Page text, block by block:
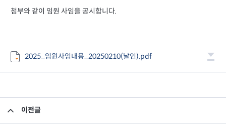
첨부와 같이 임원 사임을 공시합니다.
2025_임원사임내용_20250210(날인).pdf
이전글